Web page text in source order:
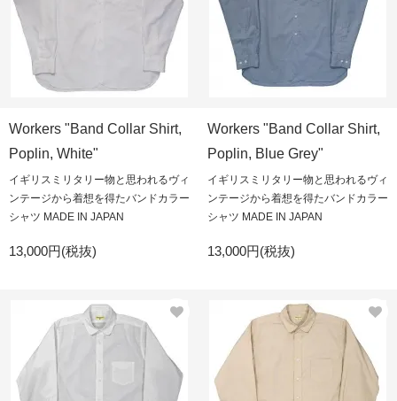
Workers "Band Collar Shirt,
Poplin, White"
イギリスミリタリー物と思われるヴィ
ンテージから着想を得たバンドカラー
シャツ MADE IN JAPAN
13,000円(税抜)
Workers "Band Collar Shirt,
Poplin, Blue Grey"
イギリスミリタリー物と思われるヴィ
ンテージから着想を得たバンドカラー
シャツ MADE IN JAPAN
13,000円(税抜)